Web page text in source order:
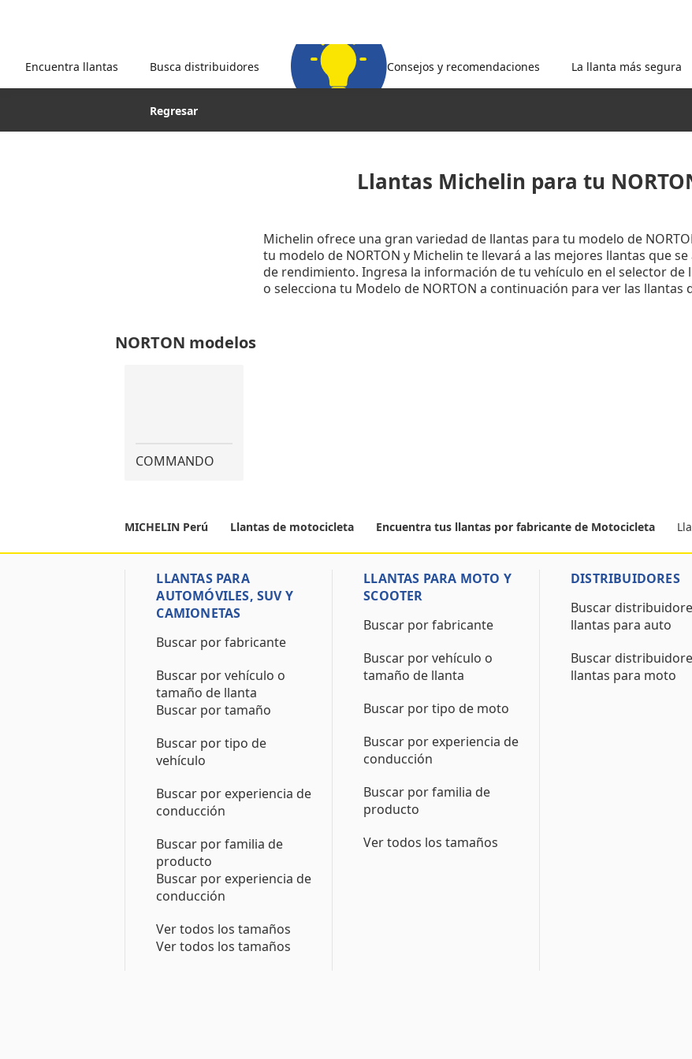
Encuentra llantas Busca distribuidores Consejos y recomendaciones La llanta más segura
Regresar
Llantas Michelin para tu
Michelin ofrece una gran variedad de llantas para tu modelo de
tu modelo de NORTON y Michelin te llevará a las mejores llantas que
de rendimiento. Ingresa la información de tu vehículo en el selector
o selecciona tu Modelo de NORTON a continuación para ver las llantas
NORTON modelos
COMMANDO
MICHELIN Perú Llantas de motocicleta Encuentra tus llantas por fabricante de Motocicleta
LLANTAS PARA
AUTOMÓVILES, SUV Y
CAMIONETAS
Buscar por fabricante
Buscar por vehículo o
tamaño de llanta
Buscar por tamaño
Buscar por tipo de
vehículo
Buscar por experiencia de
conducción
Buscar por familia de
producto
Buscar por experiencia de
conducción
Ver todos los tamaños
Ver todos los tamaños
LLANTAS PARA MOTO Y
SCOOTER
Buscar por fabricante
Buscar por vehículo o
tamaño de llanta
Buscar por tipo de moto
Buscar por experiencia de
conducción
Buscar por familia de
producto
Ver todos los tamaños
DISTRIBUIDORES
Buscar
llantas para auto
Buscar
llantas para moto